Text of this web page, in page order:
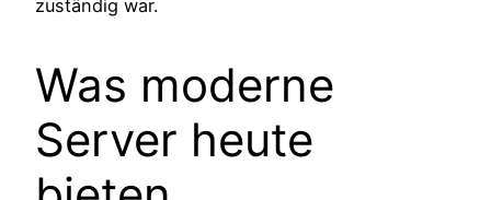
zuständig war.
Was moderne
Server heute